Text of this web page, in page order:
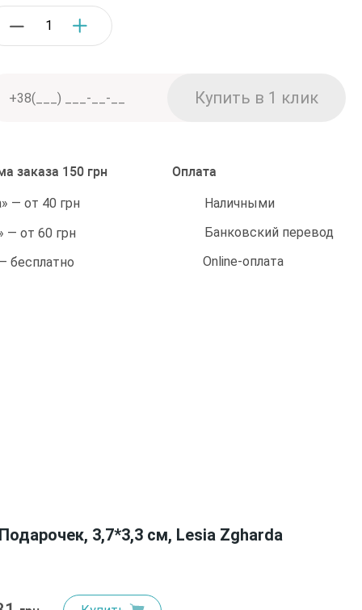
заказа 150 грн
— от 40 грн
— от 60 грн
бесплатно
Оплата
Наличными
Банковский перевод
Online-оплата
3,7*3,3 см, Lesia Zgharda